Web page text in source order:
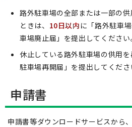
路外駐車場の全部または一部の
ときは、 10日以内 に「路外駐車
車場廃止届」を提出してください
休止している路外駐車場の供用
駐車場再開届」を提出してくださ
申請書
申請書等ダウンロードサービスから